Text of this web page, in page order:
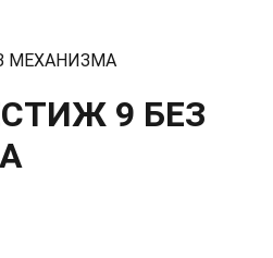
МЕХАНИЗМА
9 БЕЗ